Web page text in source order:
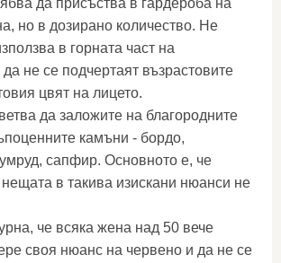
да присъства в гардероба на
но в дозирано количество. Не
в горната част на
не се подчертаят възрастовите
цвят на лицето.
да заложите на благородните
камъни - бордо,
сапфир. Основното е, че
нещата в такива изискани нюанси не
че всяка жена над 50 вече
своя нюанс на червено и да не се